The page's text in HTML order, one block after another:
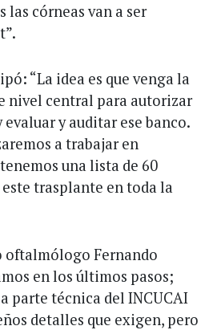
las córneas van a ser
“La idea es que venga la
nivel central para autorizar
evaluar y auditar ese banco.
a trabajar en
una lista de 60
trasplante en toda la
oftalmólogo Fernando
en los últimos pasos;
parte técnica del INCUCAI
detalles que exigen, pero